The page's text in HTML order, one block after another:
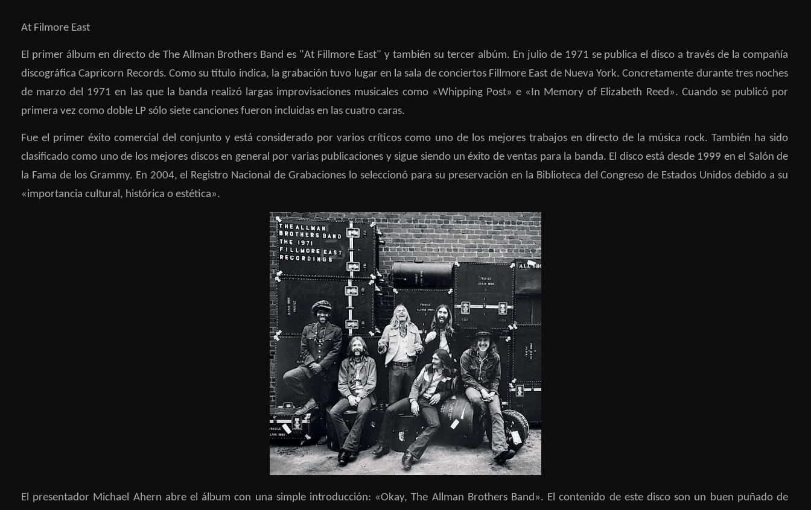
At Filmore East
El primer álbum en directo de The Allman Brothers Band es "At Fillmore East"y también su tercer albúm. En julio de 1971 se publica el disco a través de la compañía
discográfica Capricorn Records. Como su título indica, la grabación tuvo lugar en la sala de conciertos Fillmore East de Nueva York. Concretamente durante tres noches
de marzo del 1971 en las que la banda realizó largas improvisaciones musicales como «Whipping Post» e «In Memory of Elizabeth Reed». Cuando se publicó por
primera vez como doble LP sólo siete canciones fueron incluidas en las cuatro caras.
Fue el primer éxito comercial del conjunto y está considerado por varios críticos como uno de los mejores trabajos en directo de la música rock​. También ha sido
clasificado como uno de los mejores discos en general por varias publicaciones y sigue siendo un éxito de ventas para la banda. El disco está desde 1999 en el Salón de
la Fama de los Grammy. En 2004, el Registro Nacional de Grabaciones lo seleccionó para su preservación en la Biblioteca del Congreso de Estados Unidos debido a su
«importancia cultural, histórica o estética».
El presentador Michael Ahern abre el álbum con una simple introducción: «Okay, The Allman Brothers Band». El contenido de este disco son un buen puñado de